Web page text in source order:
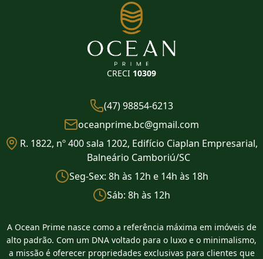
CRECI 10309
(47) 98854-6213
oceanprime.bc@gmail.com
R. 1822, nº 400 sala 1202, Edifício Ciaplan Empresarial,
Balneário Camboriú/SC
Seg-Sex: 8h às 12h e 14h às 18h
Sáb: 8h às 12h
A Ocean Prime nasce como a referência máxima em imóveis de
alto padrão. Com um DNA voltado para o luxo e o minimalismo,
a missão é oferecer propriedades exclusivas para clientes que